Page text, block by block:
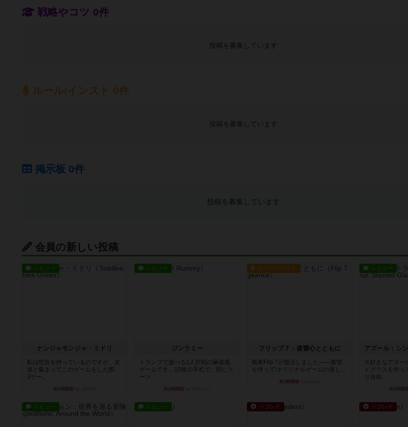
戦略やコツ 0件
投稿を募集しています
ルール/インスト 0件
投稿を募集しています
掲示板 0件
投稿を募集しています
会員の新しい投稿
レビュー
ナンジャモンジャ・ミドリ
私は吃音を持っているのですが、友
達と集まってこのゲームをした際、
3ゲー...
約1時間前
レビュー
ジンラミー
トランプで遊べる2人対戦の麻雀風
ゲームです。10枚の手札で、同じス
ーツ...
約2時間前
ルール/インスト
フリップ７：復讐心とともに
概要Flip 7が復活しました――復讐
を伴って!オリジナルゲームの楽し...
約3時間前
レビュー
大好きなアズー
ドグラスを作っ
り自由...
約3時間
レビュー レビュー リプレイ リプレイ